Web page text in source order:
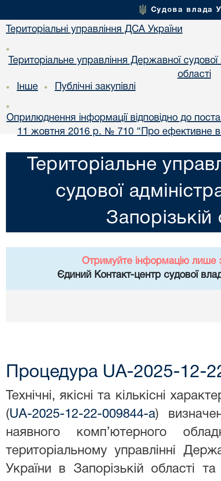
Судова влада
Територіальні управління ДСА України
•
Територіальне управління Державної судової
області
• Інше • Публічні закупівлі
•
Оприлюднення інформації відповідно до
11 жовтня 2016 р. № 710 “Про ефективне
Територіальне
судової
Запорізькій
Отримуйте інформацію лише
Єдиний Контакт-центр судової
Процедура UA-2025-12-
Технічні, якісні та кількісні
(UA-2025-12-22-009844-a)
наявного комп’ютерного
територіальному управлінні
України в Запорізькій області